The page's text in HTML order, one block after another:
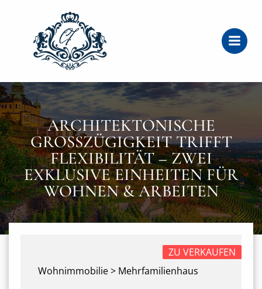
ARCHITEKTONISCHE
GROSSZÜGIGKEIT TRIFFT F
LEXIBILITÄT – ZWEI E
XKLUSIVE EINHEITEN FÜR W
OHNEN & ARBEITEN
Wohnimmobilie > Mehrfamilienhaus
ZU VERKAUFEN